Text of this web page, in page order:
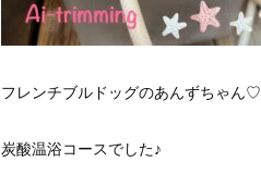
フレンチブルドッグのあんずちゃん♡
炭酸温浴コースでした♪